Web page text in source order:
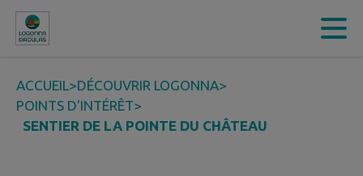
Contenu
ACCUEIL>DÉCOUVRIR LOGONNA>
POINTS D'INTÉRÊT>
SENTIER DE LA POINTE DU CHÂTEAU